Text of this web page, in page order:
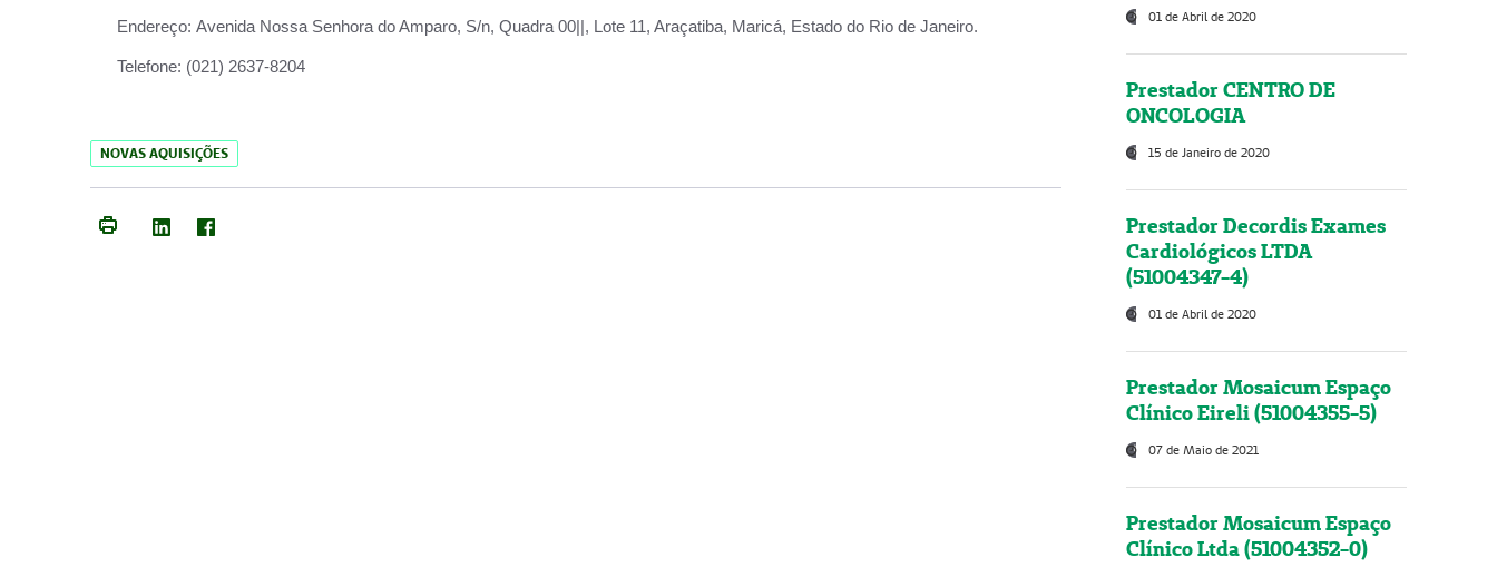
Endereço: Avenida Nossa Senhora do Amparo, S/n, Quadra 00||, Lote 11, Araçatiba, Maricá, Estado do Rio de Janeiro.
Telefone: (021) 2637-8204
NOVAS AQUISIÇÕES
01 de Abril de 2020
Prestador CENTRO DE
ONCOLOGIA
15 de Janeiro de 2020
Prestador Decordis Exames
Cardiológicos LTDA
(51004347-4)
01 de Abril de 2020
Prestador Mosaicum Espaço
Clínico Eireli (51004355-5)
07 de Maio de 2021
Prestador Mosaicum Espaço
Clínico Ltda (51004352-0)